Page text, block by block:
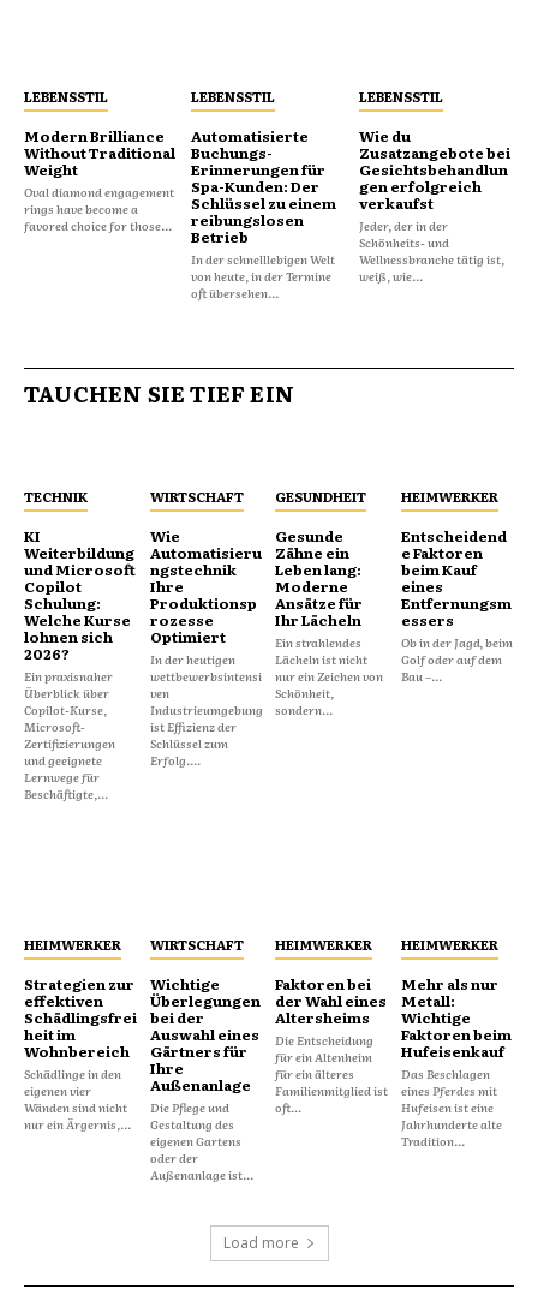
LEBENSSTIL
Modern Brilliance
Without Traditional
Weight
Oval diamond engagement
rings have become a
favored choice for those...
LEBENSSTIL
Automatisierte
Buchungs-
Erinnerungen für
Spa-Kunden: Der
Schlüssel zu einem
reibungslosen
Betrieb
In der schnelllebigen Welt
von heute, in der Termine
oft übersehen...
LEBENSSTIL
Wie du
Zusatzangebote bei
Gesichtsbehandlun
gen erfolgreich
verkaufst
Jeder, der in der
Schönheits- und
Wellnessbranche tätig ist,
weiß, wie...
TAUCHEN SIE TIEF EIN
TECHNIK
KI
Weiterbildung
und Microsoft
Copilot
Schulung:
Welche Kurse
lohnen sich
2026?
Ein praxisnaher
Überblick über
Copilot-Kurse,
Microsoft-
Zertifizierungen
und geeignete
Lernwege für
Beschäftigte,...
WIRTSCHAFT
Wie
Automatisieru
ngstechnik
Ihre
Produktionsp
rozesse
Optimiert
In der heutigen
wettbewerbsintensi
ven
Industrieumgebung
ist Effizienz der
Schlüssel zum
Erfolg....
GESUNDHEIT
Gesunde
Zähne ein
Leben lang:
Moderne
Ansätze für
Ihr Lächeln
Ein strahlendes
Lächeln ist nicht
nur ein Zeichen von
Schönheit,
sondern...
HEIMWERKER
Entscheidend
e Faktoren
beim Kauf
eines
Entfernungsm
essers
Ob in der Jagd, beim
Golf oder auf dem
Bau –...
HEIMWERKER
Strategien zur
effektiven
Schädlingsfrei
heit im
Wohnbereich
Schädlinge in den
eigenen vier
Wänden sind nicht
nur ein Ärgernis,...
WIRTSCHAFT
Wichtige
Überlegungen
bei der
Auswahl eines
Gärtners für
Ihre
Außenanlage
Die Pflege und
Gestaltung des
eigenen Gartens
oder der
Außenanlage ist...
HEIMWERKER
Faktoren bei
der Wahl eines
Altersheims
Die Entscheidung
für ein Altenheim
für ein älteres
Familienmitglied ist
oft...
HEIMWERKER
Mehr als nur
Metall:
Wichtige
Faktoren beim
Hufeisenkauf
Das Beschlagen
eines Pferdes mit
Hufeisen ist eine
Jahrhunderte alte
Tradition...
Load more